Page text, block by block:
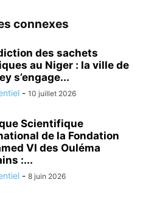
connexes
des sachets
au Niger : la ville de
s’engage...
- 10 juillet 2026
Scientifique
de la Fondation
VI des Ouléma
:...
- 8 juin 2026